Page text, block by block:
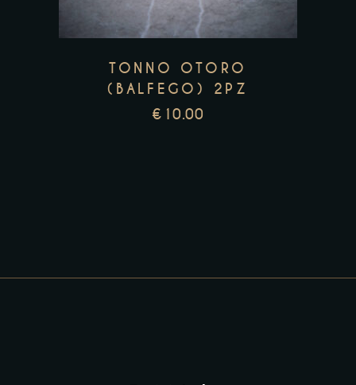
TONNO OTORO
(BALFEGO) 2PZ
€ 10.00